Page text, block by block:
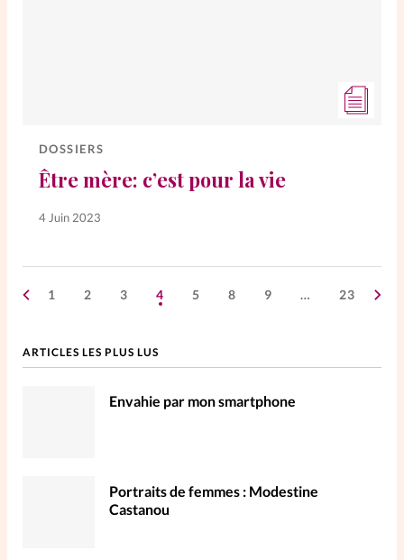
DOSSIERS
Être mère: c’est pour la vie
4 Juin 2023
1 2 3 4 5 8 9 … 23
ARTICLES LES PLUS LUS
Envahie par mon smartphone
Portraits de femmes : Modestine
Castanou